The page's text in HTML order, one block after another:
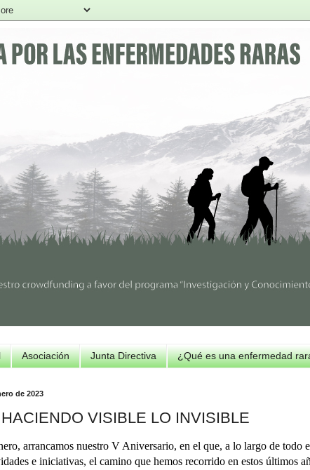
Asociación Junta Directiva ¿Qué es una enfermedad
de 2023
VISIBLE LO INVISIBLE
arrancamos nuestro V Aniversario, en el que, a lo largo de todo
e iniciativas, el camino que hemos recorrido en estos últimos